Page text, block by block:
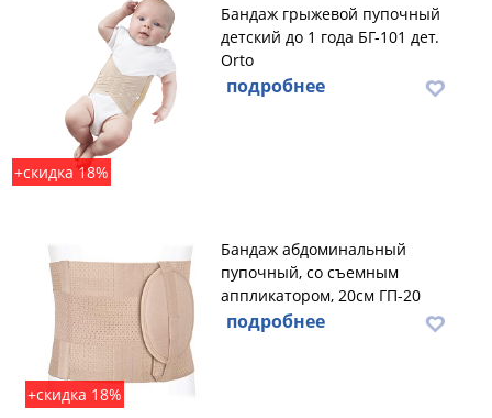
+скидка 18%
Бандаж грыжевой пупочный
детский до 1 года БГ-101 дет.
Orto
подробнее
+скидка 18%
Бандаж абдоминальный
пупочный, со съемным
аппликатором, 20см ГП-20
подробнее